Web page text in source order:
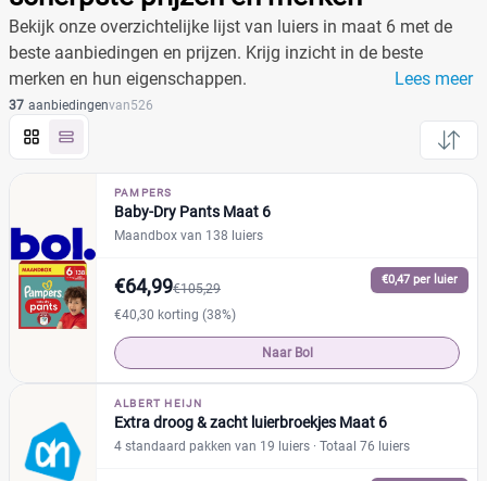
Merk
Pampers (24)
Zwitsal
Albert Heijn (1)
Attitude
Bambo Nature (0)
(0)
Dodot
Jumbo
Prijs per luier
€
Bekijk onze overzichtelijke lijst van luiers in maat 6 met de
beste aanbiedingen en prijzen. Krijg inzicht in de beste
merken en hun eigenschappen.
Lees meer
37 aanbiedingenvan526
PAMPERS
Baby-Dry Pants Maat 6
Maandbox van 138 luiers
€0,47 per luier
€64,99€105,29
€40,30 korting (38%)
Naar Bol
ALBERT HEIJN
Extra droog & zacht luierbroekjes Maat 6
4 standaard pakken van 19 luiers · Totaal 76 luiers